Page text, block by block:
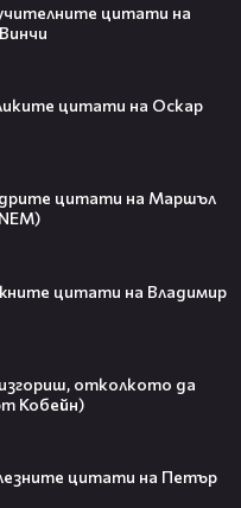
цитати на
цитати на Оскар
цитати на Маршъл
цитати на Владимир
отколкото да
Кобейн)
цитати на Петър
Карди Би и
милиони на
най-накрая
версията която